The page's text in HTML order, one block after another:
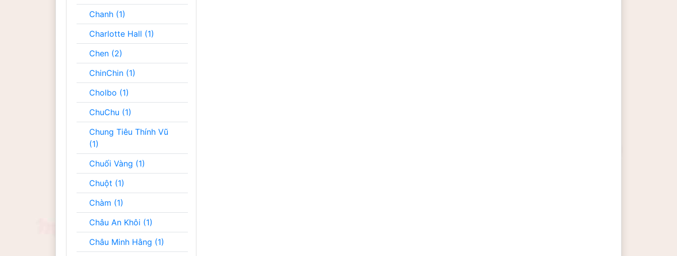
Chanh (1)
Charlotte Hall (1)
Chen (2)
ChinChin (1)
Cholbo (1)
ChuChu (1)
Chung Tiêu Thính Vũ
(1)
Chuối Vàng (1)
Chuột (1)
Chàm (1)
Châu An Khôi (1)
Châu Minh Hằng (1)